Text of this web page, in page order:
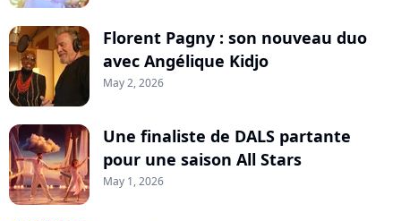
Florent Pagny : son nouveau duo
avec Angélique Kidjo
May 2, 2026
Une finaliste de DALS partante
pour une saison All Stars
May 1, 2026